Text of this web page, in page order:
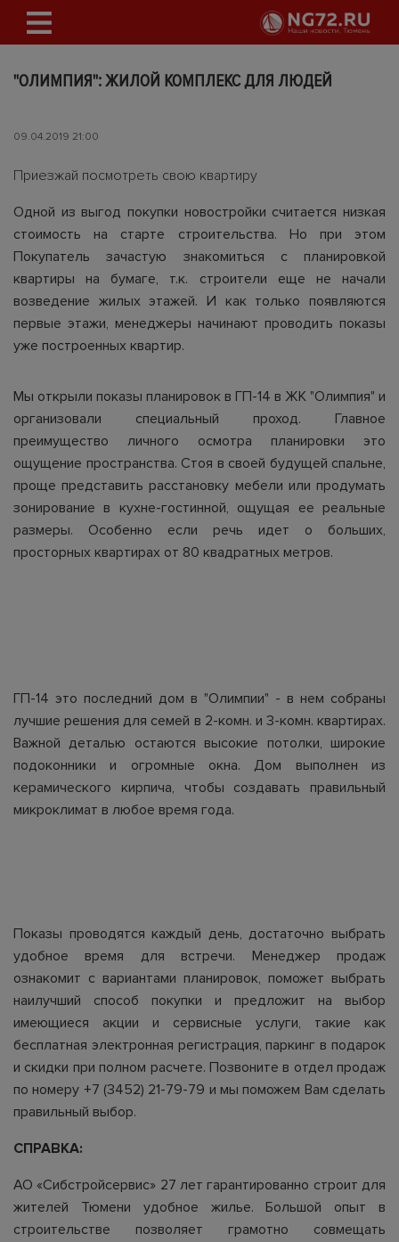
"ОЛИМПИЯ": ЖИЛОЙ КОМПЛЕКС ДЛЯ ЛЮДЕЙ
09.04.2019 21:00
Приезжай посмотреть свою квартиру
Одной из выгод покупки новостройки считается низкая
стоимость на старте строительства. Но при этом
Покупатель зачастую знакомиться с планировкой
квартиры на бумаге, т.к. строители еще не начали
возведение жилых этажей. И как только появляются
первые этажи, менеджеры начинают проводить показы
уже построенных квартир.
Мы открыли показы планировок в ГП-14 в ЖК "Олимпия" и
организовали специальный проход. Главное
преимущество личного осмотра планировки это
ощущение пространства. Стоя в своей будущей спальне,
проще представить расстановку мебели или продумать
зонирование в кухне-гостинной, ощущая ее реальные
размеры. Особенно если речь идет о больших,
просторных квартирах от 80 квадратных метров.
ГП-14 это последний дом в "Олимпии" - в нем собраны
лучшие решения для семей в 2-комн. и 3-комн. квартирах.
Важной деталью остаются высокие потолки, широкие
подоконники и огромные окна. Дом выполнен из
керамического кирпича, чтобы создавать правильный
микроклимат в любое время года.
Показы проводятся каждый день, достаточно выбрать
удобное время для встречи. Менеджер продаж
ознакомит с вариантами планировок, поможет выбрать
наилучший способ покупки и предложит на выбор
имеющиеся акции и сервисные услуги, такие как
бесплатная электронная регистрация, паркинг в подарок
и скидки при полном расчете. Позвоните в отдел продаж
по номеру +7 (3452) 21-79-79 и мы поможем Вам сделать
правильный выбор.
СПРАВКА:
АО «Сибстройсервис» 27 лет гарантированно строит для
жителей Тюмени удобное жилье. Большой опыт в
строительстве позволяет грамотно совмещать